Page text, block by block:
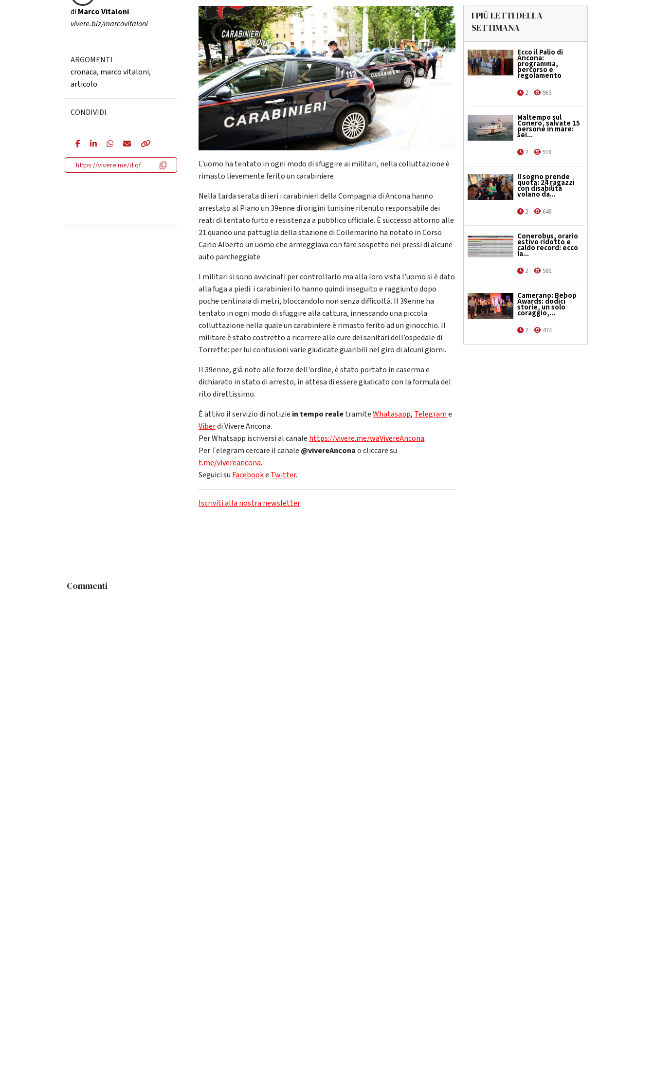
diMarco Vitaloni
vivere.biz/marcovitaloni
ARGOMENTI
cronaca, marco vitaloni,
articolo
CONDIVIDI
https://vivere.me/diqf
L'uomo ha tentato in ogni modo di sfuggire ai militari, nella colluttazione è
rimasto lievemente ferito un carabiniere
Nella tarda serata di ieri i carabinieri della Compagnia di Ancona hanno
arrestato al Piano un 39enne di origini tunisine ritenuto responsabile dei
reati di tentato furto e resistenza a pubblico ufficiale. È successo attorno alle
21 quando una pattuglia della stazione di Collemarino ha notato in Corso
Carlo Alberto un uomo che armeggiava con fare sospetto nei pressi di alcune
auto parcheggiate.
I militari si sono avvicinati per controllarlo ma alla loro vista l’uomo si è dato
alla fuga a piedi: i carabinieri lo hanno quindi inseguito e raggiunto dopo
poche centinaia di metri, bloccandolo non senza difficoltà. Il 39enne ha
tentato in ogni modo di sfuggire alla cattura, innescando una piccola
colluttazione nella quale un carabiniere è rimasto ferito ad un ginocchio. Il
militare è stato costretto a ricorrere alle cure dei sanitari dell’ospedale di
Torrette: per lui contusioni varie giudicate guaribili nel giro di alcuni giorni.
Il 39enne, già noto alle forze dell'ordine, è stato portato in caserma e
dichiarato in stato di arresto, in attesa di essere giudicato con la formula del
rito direttissimo.
È attivo il servizio di notizie in tempo realetramiteWhatasapp, Telegrame
Viberdi Vivere Ancona.
Per Whatsapp iscriversi al canale https://vivere.me/waVivereAncona.
Per Telegram cercare il canale @vivereAnconao cliccare su
t.me/vivereancona.
Seguici su Facebooke Twitter.
Iscriviti alla nostra newsletter
I PIÙ LETTI DELLA
SETTIMANA
Ecco il Palio di
Ancona:
programma,
percorso e
regolamento
2 963
Maltempo sul
Conero, salvate 15
persone in mare:
sei...
2 918
Il sogno prende
quota: 24 ragazzi
con disabilità
volano da...
2 649
Conerobus, orario
estivo ridotto e
caldo record: ecco
la...
2 580
Camerano: Bebop
Awards: dodici
storie, un solo
coraggio,...
2 474
Commenti